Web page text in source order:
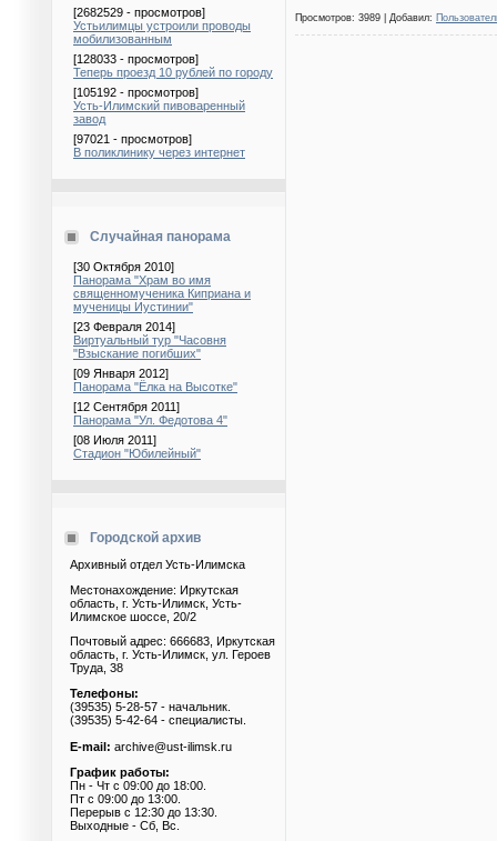
[2682529 - просмотров]
Устьилимцы устроили проводы
мобилизованным
[128033 - просмотров]
Теперь проезд 10 рублей по городу
[105192 - просмотров]
Усть-Илимский пивоваренный
завод
[97021 - просмотров]
В поликлинику через интернет
Случайная панорама
[30 Октября 2010]
Панорама "Храм во имя
священномученика Киприана и
мученицы Иустинии"
[23 Февраля 2014]
Виртуальный тур "Часовня
"Взыскание погибших"
[09 Января 2012]
Панорама "Ёлка на Высотке"
[12 Сентября 2011]
Панорама "Ул. Федотова 4"
[08 Июля 2011]
Стадион "Юбилейный"
Городской архив
Архивный отдел Усть-Илимска
Местонахождение: Иркутская
область, г. Усть-Илимск, Усть-
Илимское шоссе, 20/2
Почтовый адрес: 666683, Иркутская
область, г. Усть-Илимск, ул. Героев
Труда, 38
Телефоны:
(39535) 5-28-57 - начальник.
(39535) 5-42-64 - специалисты.
E-mail: archive@ust-ilimsk.ru
График работы:
Пн - Чт с 09:00 до 18:00.
Пт с 09:00 до 13:00.
Перерыв с 12:30 до 13:30.
Выходные - Сб, Вс.
Просмотров: 3989 | Добавил: